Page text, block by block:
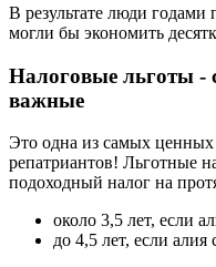
В результате люди годами
могли бы экономить
Налоговые льготы -
важные
Это одна из самых
репатриантов! Льготные
подоходный налог на
около 3,5 лет, если
до 4,5 лет, если алия